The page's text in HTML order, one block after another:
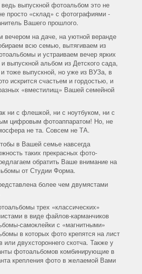
ведь выпускной фотоальбом это не
просто «склад» с фотографиями -
Вашего прошлого.
на даче, на уютной веранде
всю семью, вытягиваем из
и устраиваем вечер ярких
выпускной альбом из Детского сада,
тоже выпускной, но уже из ВУЗа, в
искрится счастьем и гордостью, и
«вместилищ» Вашей семейной
ни с флешкой, ни с ноутбуком, ни с
цифровым фотоаппаратом! Но, не
не та. Совсем не ТА.
в Вашей семье навсегда
таких прекрасных фото-
обратить Ваше внимание на
от Студии Форма.
более чем двумястами
трех «классических»
в виде файлов-карманчиков
самоклейки с «магнитными»
в которых фото крепятся на лист
двухстороннего скотча. Также у
фотоальбомов комбинирующие в
крепления фото в желаемой Вами